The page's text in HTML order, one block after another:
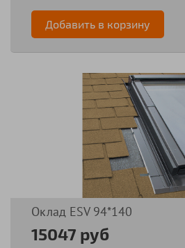
Добавить в корзину
Оклад ESV 94*140
15047 руб